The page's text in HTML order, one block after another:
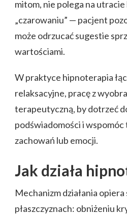
mitom, nie polega na
„czarowaniu” — pacjent
może odrzucać sugestie
wartościami.
W praktyce hipnoterapia
relaksacyjne, pracę z
terapeutyczną, by dotrzeć
podświadomości i wspomóc
zachowań lub emocji.
Jak działa
Mechanizm działania opiera
płaszczyznach: obniżeniu